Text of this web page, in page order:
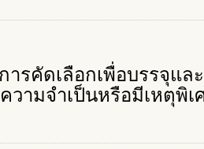
รคัดเลือกเพื่อบรรจุแล
ามจำเป็นหรือมีเหตุพิเ